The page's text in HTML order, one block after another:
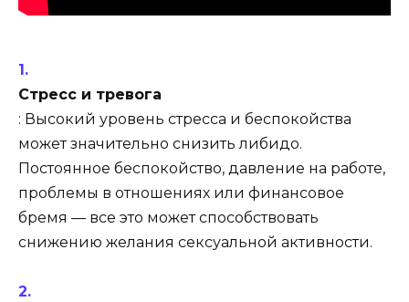
Стресс и тревога
: Высокий уровень стресса и беспокойства
может значительно снизить либидо.
Постоянное беспокойство, давление на работе,
проблемы в отношениях или финансовое
бремя — все это может способствовать
снижению желания сексуальной активности.